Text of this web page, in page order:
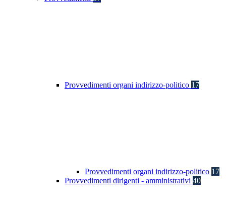
Provvedimenti organi indirizzo-politico 17
Provvedimenti organi indirizzo-politico 17
Provvedimenti dirigenti - amministrativi 40